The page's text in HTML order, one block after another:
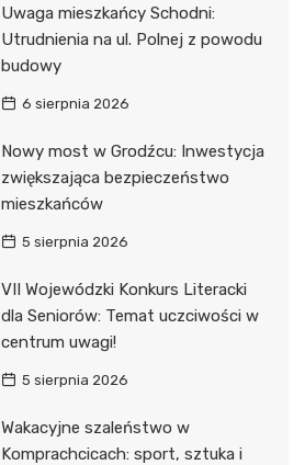
Uwaga mieszkańcy Schodni:
Utrudnienia na ul. Polnej z powodu
budowy
6 sierpnia 2026
Nowy most w Grodźcu: Inwestycja
zwiększająca bezpieczeństwo
mieszkańców
5 sierpnia 2026
VII Wojewódzki Konkurs Literacki
dla Seniorów: Temat uczciwości w
centrum uwagi!
5 sierpnia 2026
Wakacyjne szaleństwo w
Komprachcicach: sport, sztuka i